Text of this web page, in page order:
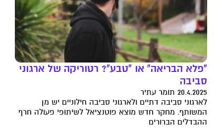
"פלא הבריאה" או "טבע"? רטוריקה של ארגוני
סביבה
20.4.2025 תומר עתיר
לארגוני סביבה דתיים ולארגוני סביבה חילוניים יש מן
המשותף. מחקר חדש מוצא פוטנציאל לשיתופי פעולה חרף
ההבדלים הברורים